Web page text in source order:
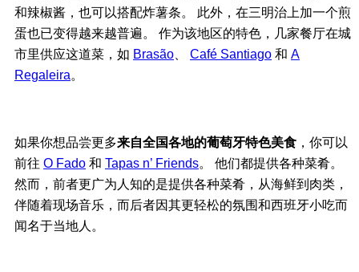
和辣椒酱，也可以搭配炸薯条。 此外，在三明治上加一个煎
蛋也已变得越来越普遍。 作为该地区的特色，几家餐厅在城
市里供应这道菜，如 Brasão Café Santiago 和 A
Regaleira。
如果你想品尝更多来自全国各地的葡萄牙特色美食 ，你可以
前往 O Fado 和 Tapas n’ Friends。 他们都提供各种菜肴。
然而，前者更广为人知的是提供各种菜肴，从海鲜到肉类，
伴随着现场音乐，而后者因其更轻松的氛围和西班牙小吃而
闻名于当地人。